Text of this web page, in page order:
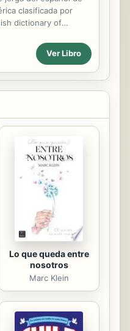
clasificada por
dictionary of
classified by country.
Ver Libro
Lo que queda entre
nosotros
Marc Klein